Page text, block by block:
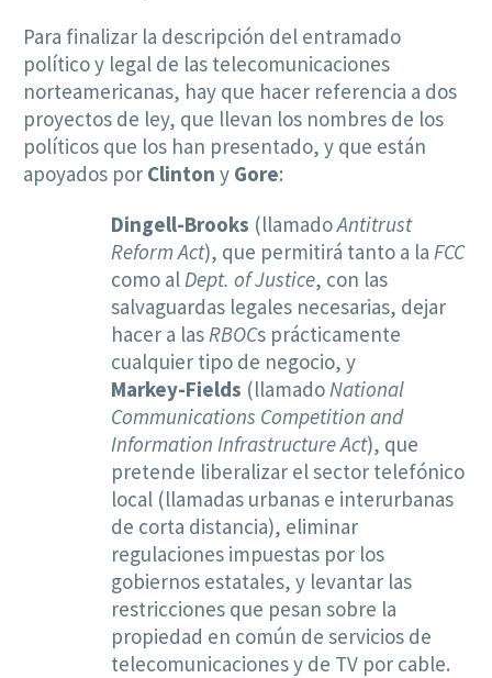
Para finalizar la descripción del entramado
político y legal de las telecomunicaciones
norteamericanas, hay que hacer referencia a dos
proyectos de ley, que llevan los nombres de los
políticos que los han presentado, y que están
apoyados por Clinton y Gore:
Dingell-Brooks (llamadoAntitrust
Reform Act), que permitirá tanto a la FCC
como al Dept. of Justice, con las
salvaguardas legales necesarias, dejar
hacer a las RBOCs prácticamente
cualquier tipo de negocio, y
Markey-Fields (llamado National
Communications Competition and
Information Infrastructure Act), que
pretende liberalizar el sector telefónico
local (llamadas urbanas e interurbanas
de corta distancia), eliminar
regulaciones impuestas por los
gobiernos estatales, y levantar las
restricciones que pesan sobre la
propiedad en común de servicios de
telecomunicaciones y de TV por cable.